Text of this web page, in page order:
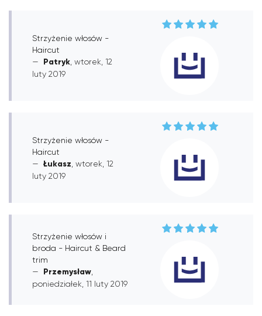
Strzyżenie włosów -
Haircut
Patryk , wtorek, 12
luty 2019
Strzyżenie włosów -
Haircut
Łukasz , wtorek, 12
luty 2019
Strzyżenie włosów i
broda - Haircut & Beard
trim
Przemysław
poniedziałek, 11 luty 2019